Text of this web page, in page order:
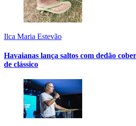
Ilca Maria Estevão
Havaianas lança saltos com dedão
de clássico